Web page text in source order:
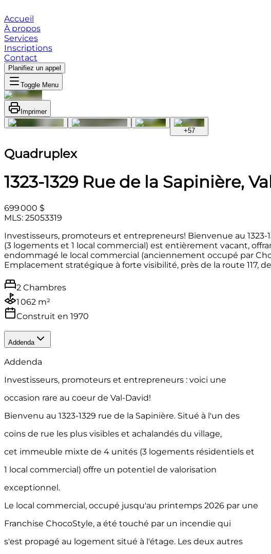
Accueil
À propos
Services
Inscriptions
Contact
Planifiez un appel
Toggle Menu
Imprimer
+57
Quadruplex
1323-1329 Rue de la Sapinière,
699 000 $
MLS: 25053319
Investisseurs, promoteurs et entrepreneurs! Bienvenue au
(3 logements et 1 local commercial) est entièrement vacant,
endommagé le local commercial (anciennement occupé par
Emplacement stratégique à forte visibilité, près de la route 117,
2 Chambres
1 062 m²
Construit en 1970
Addenda
Addenda
Investisseurs, promoteurs et entrepreneurs : voici une
occasion rare au coeur de Val-David!
Bienvenu au 1323-1329 rue de la Sapinière. Situé à l'un des
coins de rue les plus visibles et achalandés du village,
cet immeuble mixte de 4 unités (3 logements résidentiels et
1 local commercial) offre un potentiel de valorisation
exceptionnel.
Le local commercial, occupé jusqu'au printemps 2026 par une
Franchise ChocoStyle, a été touché par un incendie qui
s'est propagé au logement situé à l'étage. Les deux autres